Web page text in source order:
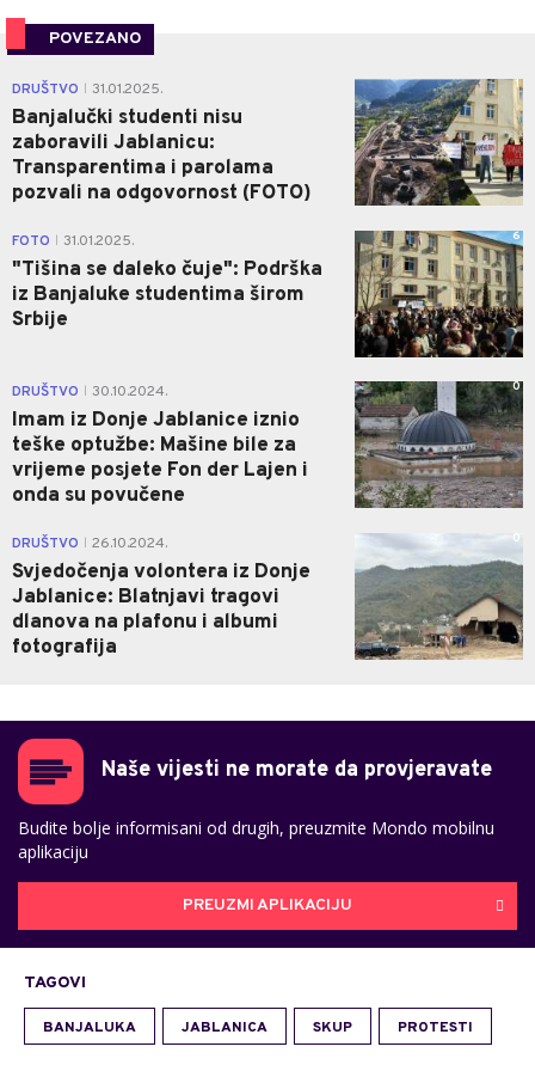
POVEZANO
DRUŠTVO 31.01.2025.
Banjalučki studenti nisu
zaboravili Jablanicu:
Transparentima i parolama
pozvali na odgovornost (FOTO)
1
FOTO 31.01.2025.
"Tišina se daleko čuje": Podrška
iz Banjaluke studentima širom
Srbije
6
DRUŠTVO 30.10.2024.
Imam iz Donje Jablanice iznio
teške optužbe: Mašine bile za
vrijeme posjete Fon der Lajen i
onda su povučene
0
DRUŠTVO 26.10.2024.
Svjedočenja volontera iz Donje
Jablanice: Blatnjavi tragovi
dlanova na plafonu i albumi
fotografija
0
Naše vijesti ne morate da provjeravate
Budite bolje informisani od drugih, preuzmite Mondo mobilnu
aplikaciju
PREUZMI APLIKACIJU
TAGOVI
BANJALUKA JABLANICA SKUP PROTESTI